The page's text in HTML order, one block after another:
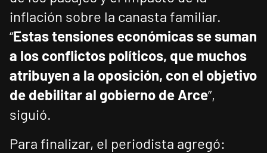
inflación sobre la canasta familiar.
“Estas tensiones económicas se suman
a los conflictos políticos, que muchos
atribuyen a la oposición, con el objetivo
de debilitar al gobierno de Arce”,
siguió.
Para finalizar, el periodista agregó: